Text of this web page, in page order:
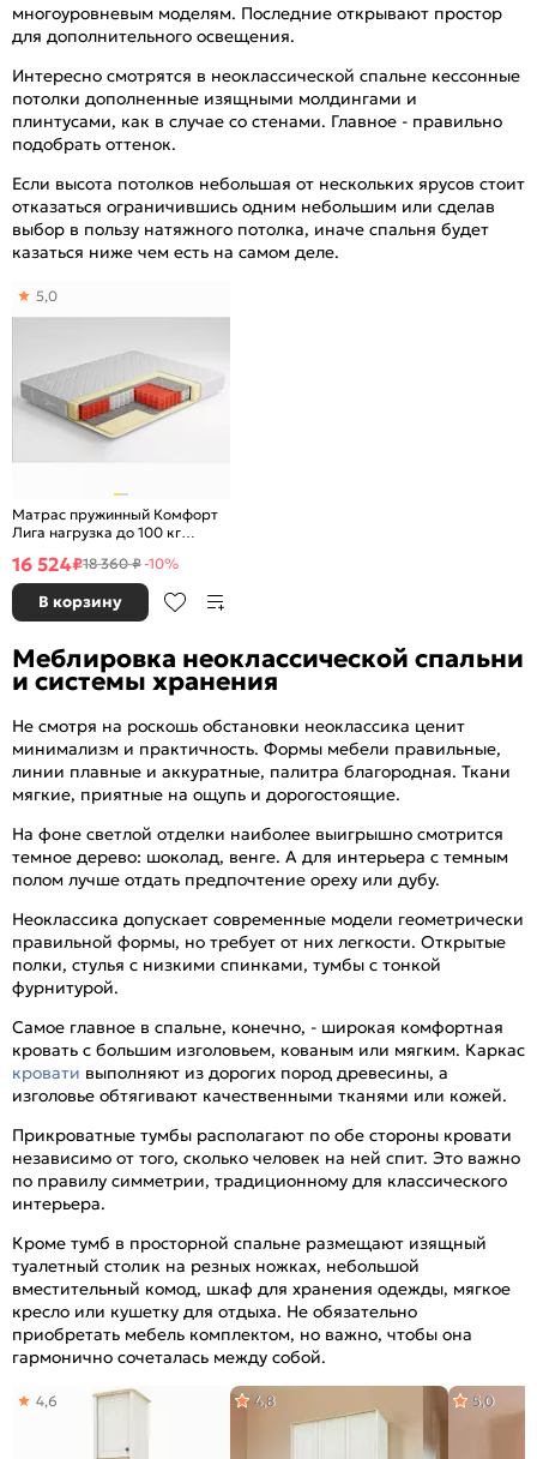
многоуровневым моделям. Последние открывают простор
для дополнительного освещения.
Интересно смотрятся в неоклассической спальне кессонные
потолки дополненные изящными молдингами и
плинтусами, как в случае со стенами. Главное - правильно
подобрать оттенок.
Если высота потолков небольшая от нескольких ярусов стоит
отказаться ограничившись одним небольшим или сделав
выбор в пользу натяжного потолка, иначе спальня будет
казаться ниже чем есть на самом деле.
Матрас пружинный Комфорт
Лига нагрузка до 100 кг
5,0
16 524₽18 360 ₽-10%
В корзину
Меблировка неоклассической спальни
и системы хранения
Не смотря на роскошь обстановки неоклассика ценит
минимализм и практичность. Формы мебели правильные,
линии плавные и аккуратные, палитра благородная. Ткани
мягкие, приятные на ощупь и дорогостоящие.
На фоне светлой отделки наиболее выигрышно смотрится
темное дерево: шоколад, венге. А для интерьера с темным
полом лучше отдать предпочтение ореху или дубу.
Неоклассика допускает современные модели геометрически
правильной формы, но требует от них легкости. Открытые
полки, стулья с низкими спинками, тумбы с тонкой
фурнитурой.
Самое главное в спальне, конечно, - широкая комфортная
кровать с большим изголовьем, кованым или мягким. Каркас
кровати выполняют из дорогих пород древесины, а
изголовье обтягивают качественными тканями или кожей.
Прикроватные тумбы располагают по обе стороны кровати
независимо от того, сколько человек на ней спит. Это важно
по правилу симметрии, традиционному для классического
интерьера.
Кроме тумб в просторной спальне размещают изящный
туалетный столик на резных ножках, небольшой
вместительный комод, шкаф для хранения одежды, мягкое
кресло или кушетку для отдыха. Не обязательно
приобретать мебель комплектом, но важно, чтобы она
гармонично сочеталась между собой.
4,6 4,8 5,0